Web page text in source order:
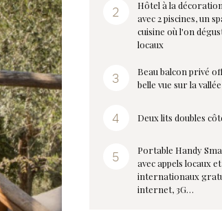
Hôtel à la
avec 2 piscines, un
cuisine où l'on
locaux
Beau balcon privé
belle vue sur la vallée
Deux lits doubles
Portable Handy
avec appels locaux et
internationaux
internet, 3G…